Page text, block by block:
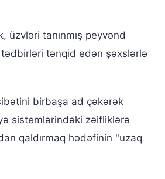
tanınmış peyvənd
tənqid edən şəxslərlə
birbaşa ad çəkərək
sistemlərindəki zəifliklərə
qaldırmaq hədəfinin "uzaq